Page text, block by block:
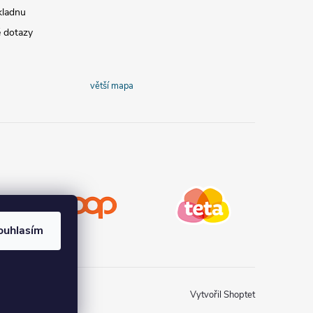
dotazy
větší mapa
Vytvořil Shoptet